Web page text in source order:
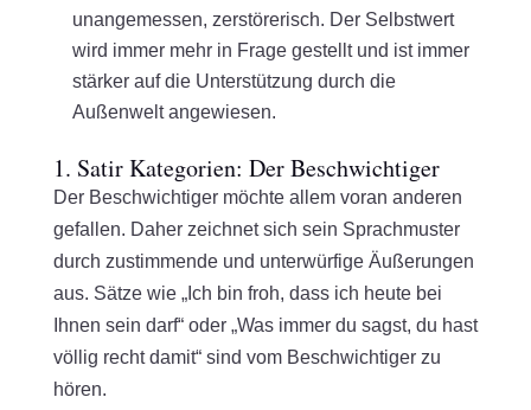
unangemessen, zerstörerisch. Der Selbstwert
wird immer mehr in Frage gestellt und ist immer
stärker auf die Unterstützung durch die
Außenwelt angewiesen.
1. Satir Kategorien: Der Beschwichtiger
Der Beschwichtiger möchte allem voran anderen
gefallen. Daher zeichnet sich sein Sprachmuster
durch zustimmende und unterwürfige Äußerungen
aus. Sätze wie „Ich bin froh, dass ich heute bei
Ihnen sein darf“ oder „Was immer du sagst, du hast
völlig recht damit“ sind vom Beschwichtiger zu
hören.